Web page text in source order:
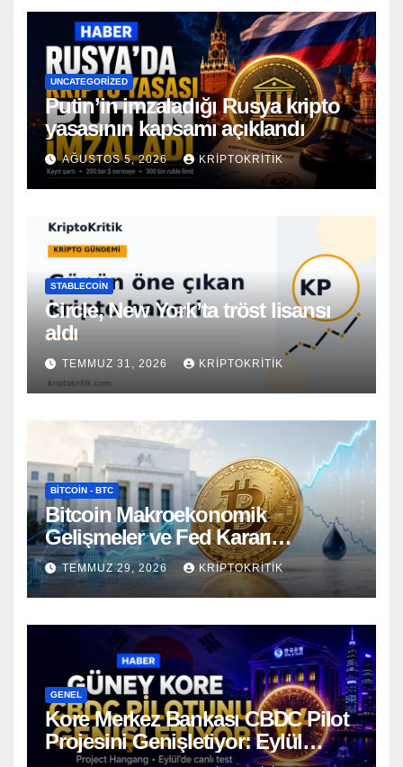
UNCATEGORIZED
Putin’in imzaladığı Rusya kripto
yasasının kapsamı açıklandı
AĞUSTOS 5, 2026 KRIPTOKRITIK
STABLECOIN
Circle, New York’ta tröst lisansı
aldı
TEMMUZ 31, 2026 KRIPTOKRITIK
BITCOIN - BTC
Bitcoin Makroekonomik
Gelişmeler ve Fed Kararı
Öncesinde Dalgalı Seyrediyor
TEMMUZ 29, 2026 KRIPTOKRITIK
GENEL
Kore Merkez Bankası CBDC Pilot
Projesini Genişletiyor: Eylül